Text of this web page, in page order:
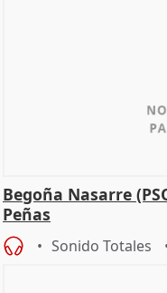
Begoña Nasarre
Peñas
Sonido Totales